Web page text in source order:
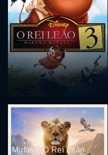
Matata
Mufasa: O Rei Leão